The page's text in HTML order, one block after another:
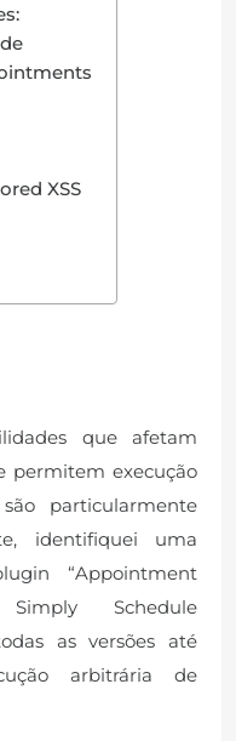
XSS
que afetam
permitem execução
particularmente
identifiquei uma
“Appointment
Schedule
as versões até
arbitrária de